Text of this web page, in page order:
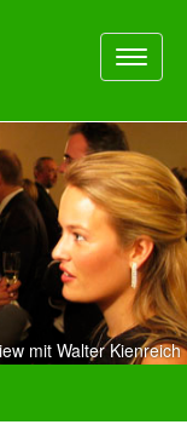
mit Walter Kienreich